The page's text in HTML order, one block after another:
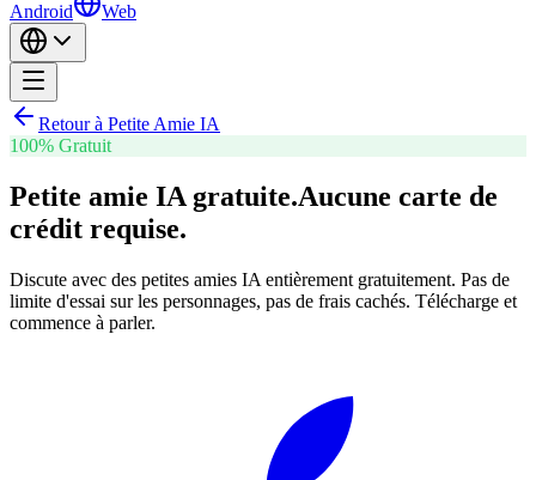
Android Web
Retour à Petite Amie IA
100% Gratuit
Petite amie IA gratuite.Aucune carte de
crédit requise.
Discute avec des petites amies IA entièrement gratuitement. Pas de
limite d'essai sur les personnages, pas de frais cachés. Télécharge et
commence à parler.